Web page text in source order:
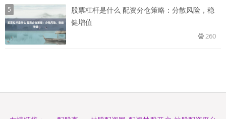
5
股票杠杆是什么 配资分仓策略：分散风险，稳
健增值
260